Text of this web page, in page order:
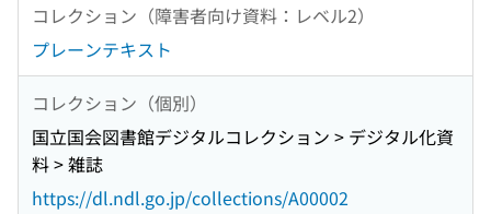
コレクション（障害者向け資料：レベル2）
プレーンテキスト
コレクション（個別）
国立国会図書館デジタルコレクション > デジタル化資
料 > 雑誌
https://dl.ndl.go.jp/collections/A00002